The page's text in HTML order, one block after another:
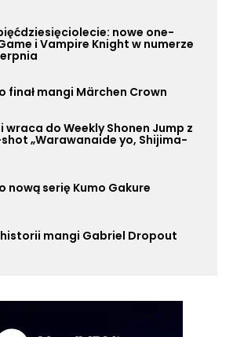
nowe one-
i Vampire Knight w numerze
finał mangi Märchen Crown
wraca do Weekly Shonen Jump z
„Warawanaide yo, Shijima-
nową serię Kumo Gakure
historii mangi Gabriel Dropout